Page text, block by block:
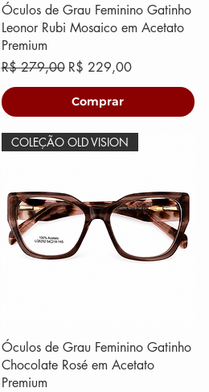
Óculos de Grau Feminino Gatinho
Leonor Rubi Mosaico em Acetato
Premium
Preço normal
R$ 279,00 Preço promocional
R$ 229,00
Comprar
COLEÇÃO OLD VISION
Óculos de Grau Feminino Gatinho
Chocolate Rosé em Acetato
Premium